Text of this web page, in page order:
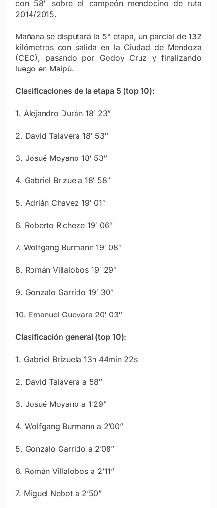
con 58″ sobre el campeón mendocino de ruta
2014/2015.
Mañana se disputará la 5° etapa, un parcial de 132
kilómetros con salida en la Ciudad de Mendoza
(CEC), pasando por Godoy Cruz y finalizando
luego en Maipú.
Clasificaciones de la etapa 5 (top 10):
1. Alejandro Durán 18′ 23”
2. David Talavera 18′ 53″
3. Josué Moyano 18′ 53″
4. Gabriel Brizuela 18′ 58″
5. Adrián Chavez 19′ 01″
6. Roberto Richeze 19′ 06″
7. Wolfgang Burmann 19′ 08″
8. Román Villalobos 19′ 29″
9. Gonzalo Garrido 19′ 30″
10. Emanuel Guevara 20′ 03″
Clasificación general (top 10):
1. Gabriel Brizuela 13h 44min 22s
2. David Talavera a 58″
3. Josué Moyano a 1’29”
4. Wolfgang Burmann a 2’00”
5. Gonzalo Garrido a 2’08”
6. Román Villalobos a 2’11”
7. Miguel Nebot a 2’50”